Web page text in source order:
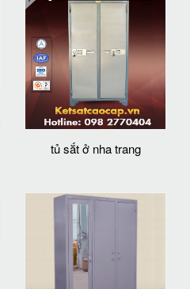
tủ sắt ở nha trang